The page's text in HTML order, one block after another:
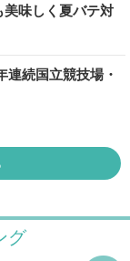
味しく夏バテ対
連続国立競技場・